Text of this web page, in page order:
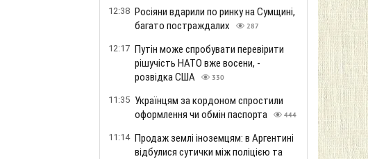
12:38 Росіяни вдарили по ринку на Сумщині,
багато постраждалих
287
12:17 Путін може спробувати перевірити
рішучість НАТО вже восени, -
розвідка США
330
11:35 Українцям за кордоном спростили
оформлення чи обмін паспорта
444
11:14 Продаж землі іноземцям: в Аргентині
відбулися сутички між поліцією та